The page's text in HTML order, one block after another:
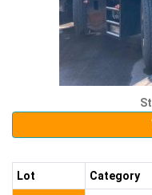
Lot Category